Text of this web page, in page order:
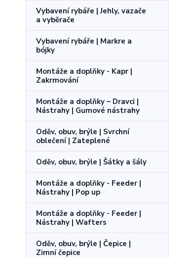
Vybavení rybáře | Jehly, vazače
a vyběrače
Vybavení rybáře | Markre a
bójky
Montáže a doplňky - Kapr |
Zakrmování
Montáže a doplňky – Dravci |
Nástrahy | Gumové nástrahy
Oděv, obuv, brýle | Svrchní
oblečení | Zateplené
Oděv, obuv, brýle | Šátky a šály
Montáže a doplňky - Feeder |
Nástrahy | Pop up
Montáže a doplňky - Feeder |
Nástrahy | Wafters
Oděv, obuv, brýle | Čepice |
Zimní čepice